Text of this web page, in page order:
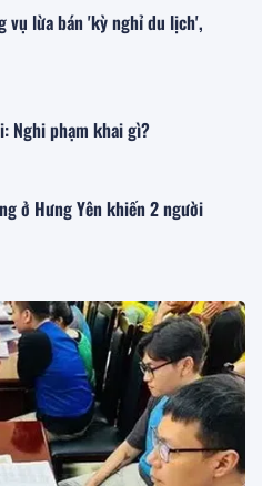
vụ lừa bán 'kỳ nghỉ du lịch',
Nghi phạm khai gì?
ở Hưng Yên khiến 2 người